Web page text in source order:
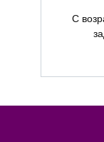
С